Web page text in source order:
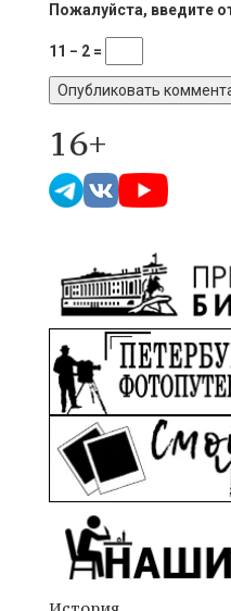
Пожалуйста, введите
11 − 2 =
16+